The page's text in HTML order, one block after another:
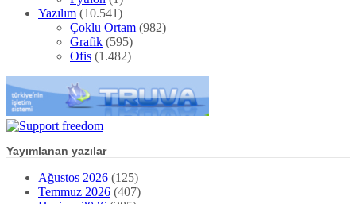
Yazılım (10.541)
Çoklu Ortam (982)
Grafik (595)
Ofis (1.482)
Yayımlanan yazılar
Ağustos 2026 (125)
Temmuz 2026 (407)